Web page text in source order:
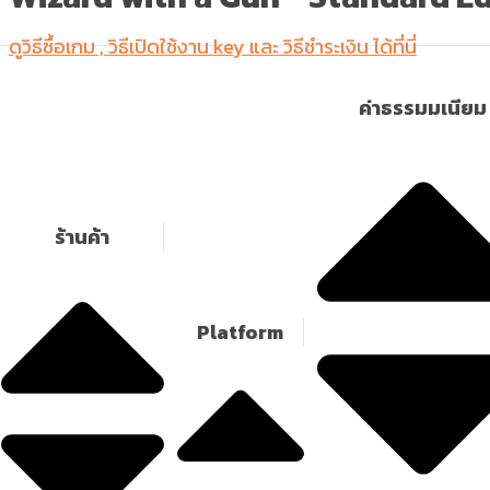
ดูวิธีซื้อเกม , วิธีเปิดใช้งาน key และ วิธีชำระเงิน ได้ที่นี่
ร้านค้า
Platform
ค่าธรรมมเนียม